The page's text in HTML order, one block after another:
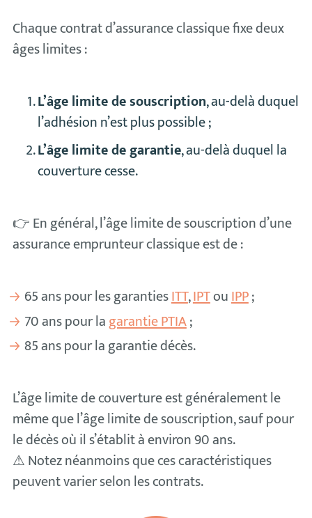
Chaque contrat d’assurance classique fixe deux
âges limites :
L’âge limite de souscription, au-delà duquel
l’adhésion n’est plus possible ;
L’âge limite de garantie, au-delà duquel la
couverture cesse.
👉 En général, l’âge limite de souscription d’une
assurance emprunteur classique est de :
65 ans pour les garantiesITT,IPTouIPP;
70 ans pour lagarantie PTIA;
85 ans pour la garantie décès.
L’âge limite de couverture est généralement le
même que l’âge limite de souscription, sauf pour
le décès où il s’établit à environ 90 ans.
⚠ Notez néanmoins que ces caractéristiques
peuvent varier selon les contrats.